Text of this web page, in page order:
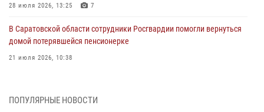
28 июля 2026, 13:25 7
В Саратовской области сотрудники Росгвардии помогли вернуться
домой потерявшейся пенсионерке
21 июля 2026, 10:38
вневедомственной охраны и вручения ключей от новых
ПОПУЛЯРНЫЕ НОВОСТИ